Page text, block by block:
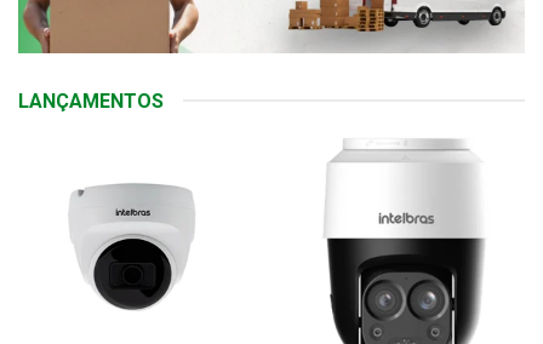
LANÇAMENTOS